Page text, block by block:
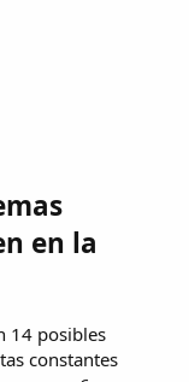
en la
14 posibles
constantes